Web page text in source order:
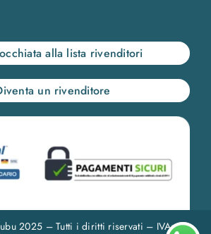
alla lista rivenditori
un rivenditore
2025 – Tutti i diritti riservati – IVA: